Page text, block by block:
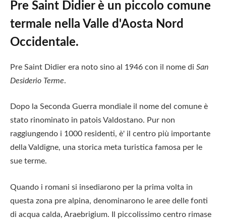
Pre Saint Didier è un piccolo comune
termale nella Valle d'Aosta Nord
Occidentale.
Pre Saint Didier era noto sino al 1946 con il nome di San
Desiderio Terme.
Dopo la Seconda Guerra mondiale il nome del comune è
stato rinominato in patois Valdostano. Pur non
raggiungendo i 1000 residenti, è' il centro più importante
della Valdigne, una storica meta turistica famosa per le
sue terme.
Quando i romani si insediarono per la prima volta in
questa zona pre alpina, denominarono le aree delle fonti
di acqua calda, Araebrigium. Il piccolissimo centro rimase